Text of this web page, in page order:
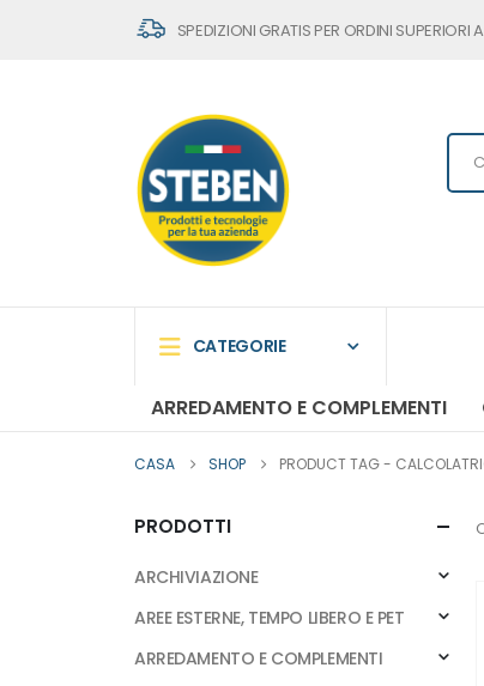
SPEDIZIONI GRATIS PER ORDINI
CATEGORIE
ARREDAMENTO E COMPLEMENTI
CASA SHOP PRODUCT TAG -
PRODOTTI
ARCHIVIAZIONE
AREE ESTERNE, TEMPO LIBERO E PET
ARREDAMENTO E COMPLEMENTI